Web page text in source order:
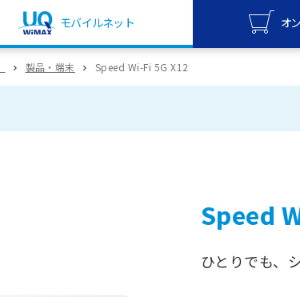
モバイルネット オ
オンラ
オンラ
製品・端末 Speed Wi-Fi 5G X12
Speed
ひとりでも、